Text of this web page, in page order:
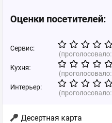
Оценки посетителей:
Сервис:
(проголосовало:
Кухня:
(проголосовало:
Интерьер:
(проголосовало:
Десертная карта